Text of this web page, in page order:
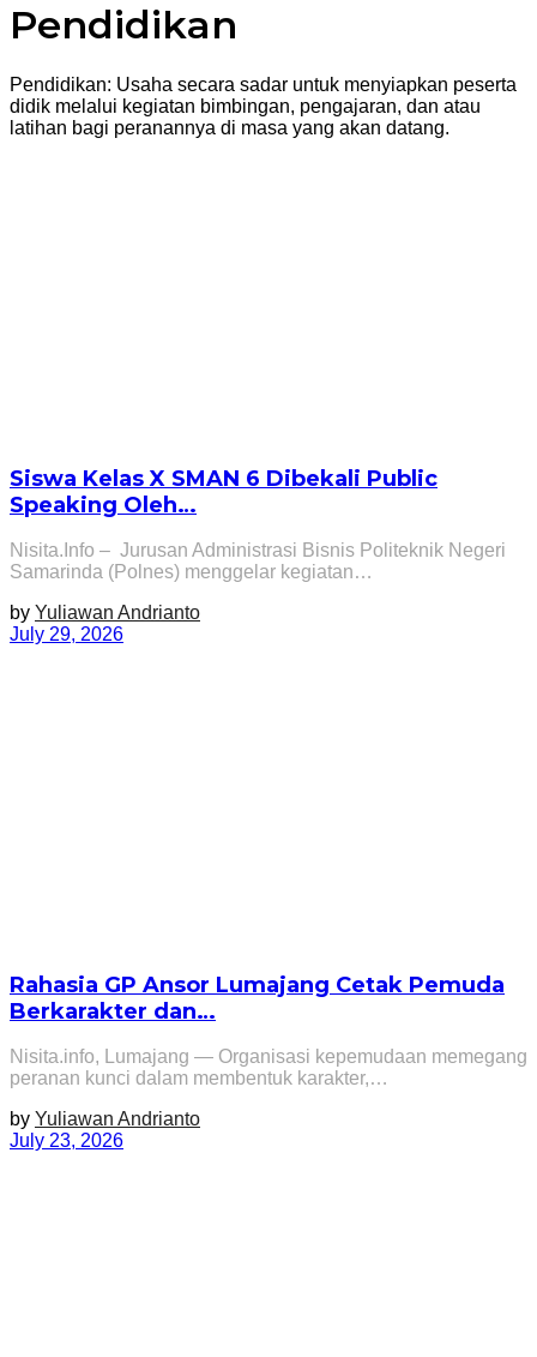
Pendidikan
Pendidikan: Usaha secara sadar untuk menyiapkan peserta
didik melalui kegiatan bimbingan, pengajaran, dan atau
latihan bagi peranannya di masa yang akan datang.
Siswa Kelas X SMAN 6 Dibekali Public
Speaking Oleh…
Nisita.Info – Jurusan Administrasi Bisnis Politeknik Negeri
Samarinda (Polnes) menggelar kegiatan…
by Yuliawan Andrianto
July 29, 2026
Rahasia GP Ansor Lumajang Cetak Pemuda
Berkarakter dan…
Nisita.info, Lumajang — Organisasi kepemudaan memegang
peranan kunci dalam membentuk karakter,…
by Yuliawan Andrianto
July 23, 2026